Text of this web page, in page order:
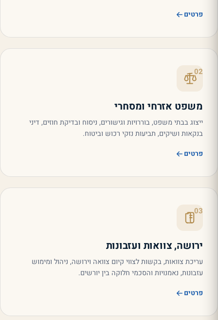
פרטים
02
משפט אזרחי ומסחרי
ייצוג בבתי משפט, בוררויות וגישורים, ניסוח ובדיקת חוזים, דיני
בנקאות ושיקים, תביעות נזקי רכוש וביטוח.
פרטים
03
ירושה, צוואות ועזבונות
עריכת צוואות, בקשות לצווי קיום צוואה וירושה, ניהול ומימוש
עזבונות, נאמנויות והסכמי חלוקה בין יורשים.
פרטים